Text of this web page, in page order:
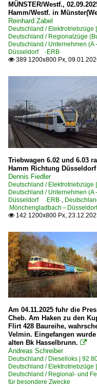
RB-, RE-Linien in
RE 3 ·Rhein-
RE 13 ·Maas-
RE 15
RE 42 ·Niers-
RB 40 ·Ruhr-
RB 42 ·Haard-
RB 48 ·Rhein-
RB 50
RB 69 ·Ems-
RB 89 ·Ems-
Regional- und
RB, RE
Regionalzüge
Berlin und
Hessen
Mecklenburg-
Niedersachsen
Nordrhein-
Rheinland-Pfalz
Thüringen
MÜNSTER/Westf.,
Hamm/Westf. in
Reinhard Zabel
Deutschland /
Deutschland / Regionalzüge
Deutschland / Unternehmen (A
Düsseldorf ·ERB·
 389 1200x800 Px,
Triebwagen 6.02 und 6.03
Hamm Richtung
Dennis Fiedler
Deutschland /
Deutschland / Unternehmen (A
Düsseldorf ·ERB·,
Mönchengladbach –
 142 1200x800 Px,
Am 04.11.2025 fuhr die
Cheb. Am Haken zu den
Flirt 428 Baureihe,
Velmin. Eingefangen
alten Bk Hasselbrunn. 
Andreas Schreiber
Deutschland / Dieselloks | 92
Deutschland /
Deutschland / Regional- und
für besondere Zwecke